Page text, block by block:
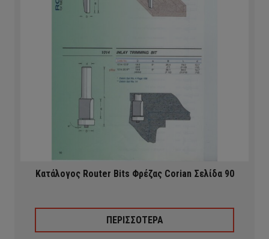
Κατάλογος Router Bits Φρέζας Corian Σελίδα 90
ΠΕΡΙΣΣΟΤΕΡΑ